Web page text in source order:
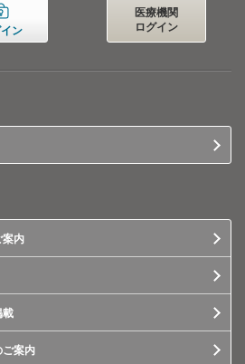
ン
医療機関
ログイン
案内
載
ご案内